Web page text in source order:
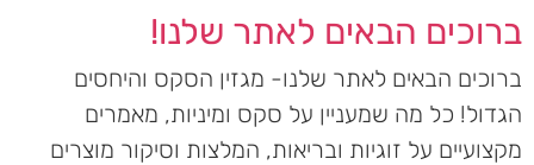
ברוכים הבאים לאתר שלנו!
ברוכים הבאים לאתר שלנו- מגזין הסקס והיחסים
הגדול! כל מה שמעניין על סקס ומיניות, מאמרים
מקצועיים על זוגיות ובריאות, המלצות וסיקור מוצרים